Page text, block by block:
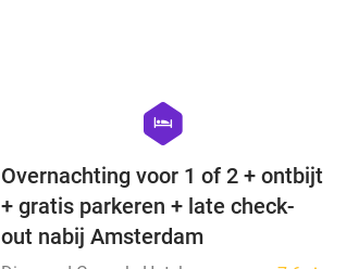
hexagon
hotel
Overnachting voor 1 of 2 + ontbijt
+ gratis parkeren + late check-
out nabij Amsterdam